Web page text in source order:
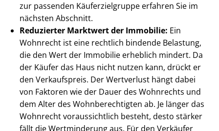
zur passenden Käu­fer­ziel­grup­pe erfahren Sie im
nächsten Abschnitt.
Reduzierter Marktwert der Immobilie: Ein
Wohnrecht ist eine rechtlich bindende Belastung,
die den Wert der Immobilie erheblich mindert. Da
der Käufer das Haus nicht nutzen kann, drückt er
den Verkaufspreis. Der Wertverlust hängt dabei
von Faktoren wie der Dauer des Wohnrechts und
dem Alter des Wohn­be­rech­tig­ten ab. Je länger das
Wohnrecht voraussichtlich besteht, desto stärker
fällt die Wertminderung aus. Für den Verkäufer